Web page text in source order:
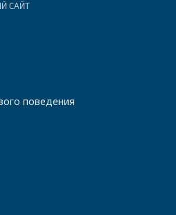
САЙТ
поведения